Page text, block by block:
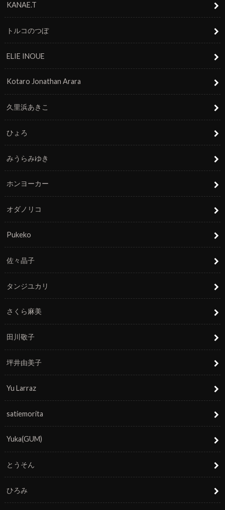
KANAE.T
トルコのつぼ
ELIE INOUE
Kotaro Jonathan Arara
久里浜あきこ
ひょろ
みうらみゆき
ホンヨーカー
オダノリコ
Pukeko
佐々晶子
タンジユカリ
さくら麻美
田川敬子
坪井由美子
Yu Larraz
satiemorita
Yuka(GUM)
とうそん
ひろみ